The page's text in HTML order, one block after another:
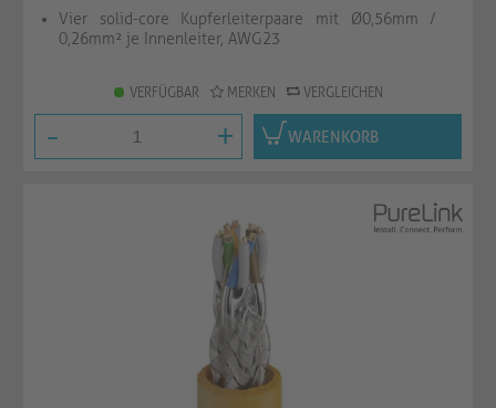
Vier solid-core Kupferleiterpaare mit Ø0,56mm /
0,26mm² je Innenleiter, AWG23
VERFÜGBAR MERKEN VERGLEICHEN
- + WARENKORB